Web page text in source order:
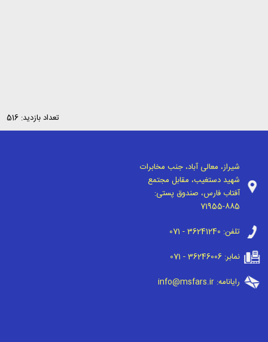
تعداد بازدید: 516
شیراز، معالی آباد، جنب مخابرات
شهید دستغیب، مقابل مجتمع
آفتاب فارس، صندوق پستی:
71955-885
تلفن: 071 - 36241240
نمابر:071 - 36246006
رایانامه:info@msfars.ir